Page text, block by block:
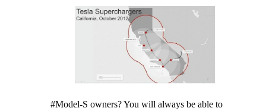
#Model-S owners? You will always be able to